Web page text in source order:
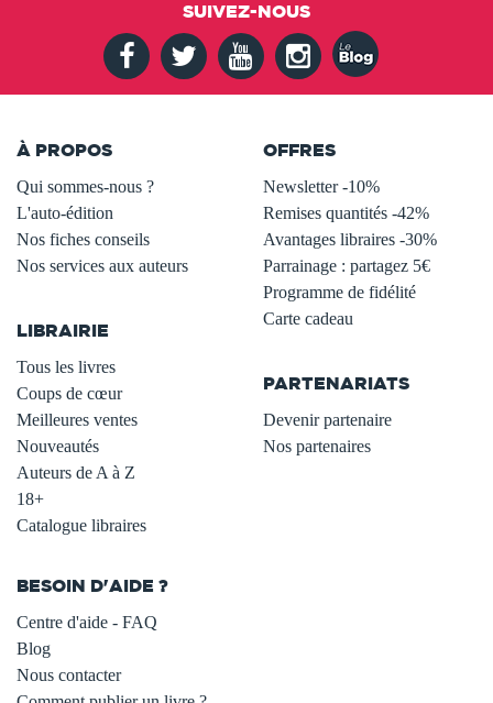
SUIVEZ-NOUS
À PROPOS
Qui sommes-nous ?
L'auto-édition
Nos fiches conseils
Nos services aux auteurs
LIBRAIRIE
Tous les livres
Coups de cœur
Meilleures ventes
Nouveautés
Auteurs de A à Z
18+
Catalogue libraires
OFFRES
Newsletter -10%
Remises quantités -42%
Avantages libraires -30%
Parrainage : partagez 5€
Programme de fidélité
Carte cadeau
PARTENARIATS
Devenir partenaire
Nos partenaires
BESOIN D'AIDE ?
Centre d'aide - FAQ
Blog
Nous contacter